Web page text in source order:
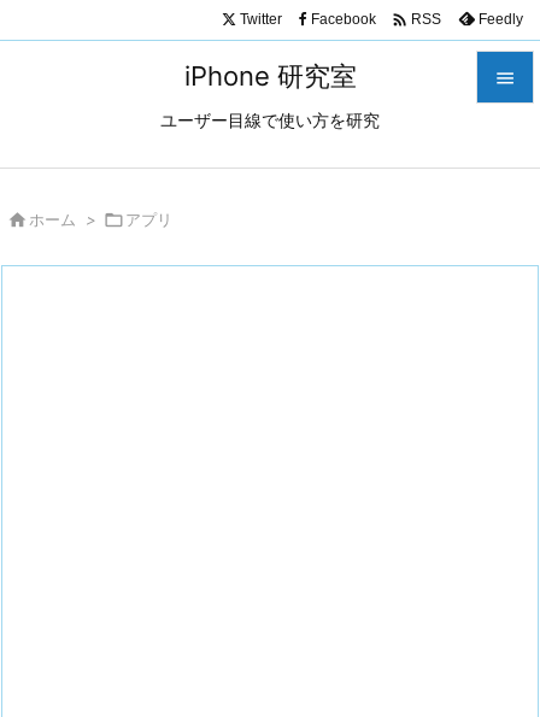
iPhone 研究室
ユーザー目線で使い方を研究

Twitter Facebook  RSS Feedly
 ホーム > アプリ